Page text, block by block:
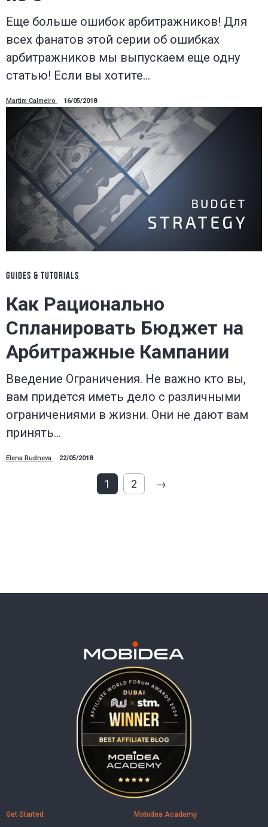
Еще больше ошибок арбитражников! Для
всех фанатов этой серии об ошибках
арбитражников мы выпускаем еще одну
статью! Если вы хотите…
Martim Calmeiro 16/05/2018
GUIDES & TUTORIALS
Как Рационально
Спланировать Бюджет на
Арбитражные Кампании
Введение Ограничения. Не важно кто вы,
вам придется иметь дело с различными
ограничениями в жизни. Они не дают вам
принять…
Elena Rudneva 22/05/2018
1 2 →
Get Started Mobidea Academy